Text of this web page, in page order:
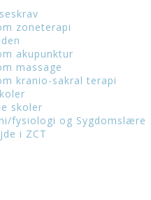
zoneterapi
akupunktur
massage
kranio-sakral terapi
skoler
fysiologi og Sygdomslære
i ZCT